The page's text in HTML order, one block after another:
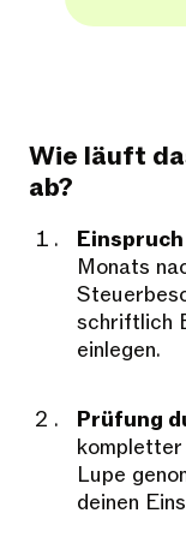
Wie läuft
ab?
Monats
schriftlich
einlegen.
Prüfung
Lupe
deinen